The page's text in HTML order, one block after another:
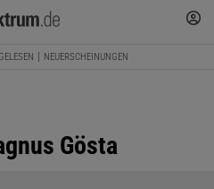
NEUERSCHEINUNGEN
Gösta